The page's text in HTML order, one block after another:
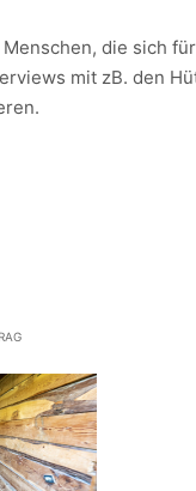
die sich
mit zB. den